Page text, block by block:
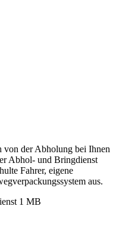
der Abholung bei Ihnen
Abhol- und Bringdienst
Fahrer, eigene
aus.
1 MB